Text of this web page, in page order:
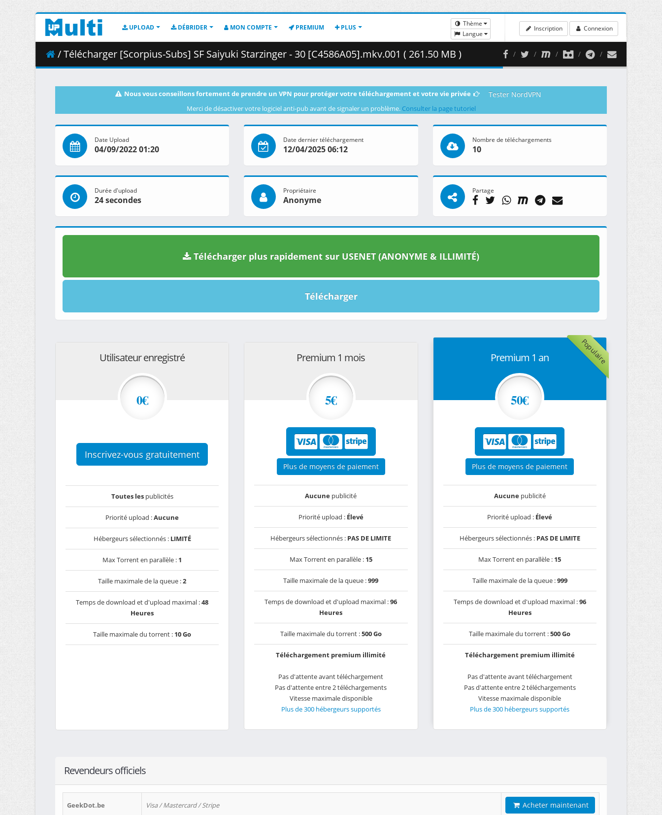
UPLOAD DÉBRIDER MON COMPTE PREMIUM PLUS
Thème
Langue
Inscription Connexion
/ Télécharger [Scorpius-Subs] SF Saiyuki Starzinger - 30 [C4586A05].mkv.001 ( 261.50 MB )
Nous vous conseillons fortement de prendre un VPN pour protéger votre téléchargement et votre vie privée Tester NordVPN
Merci de désactiver votre logiciel anti-pub avant de signaler un problème. Consulter la page tutoriel
Date Upload
04/09/2022 01:20
Date dernier téléchargement
12/04/2025 06:12
Nombre de téléchargements
10
Durée d'upload
24 secondes
Propriétaire
Anonyme
Partage
Télécharger plus rapidement sur USENET (ANONYME & ILLIMITÉ)
Télécharger
Utilisateur enregistré
0€
Inscrivez-vous gratuitement
Toutes lespublicités
Priorité upload :Aucune
Hébergeurs sélectionnés : LIMITÉ
Max Torrent en parallèle : 1
Taille maximale de la queue :2
Temps de download et d'upload maximal :48
Heures
Taille maximale du torrent : 10 Go
Premium 1 mois
5€
Plus de moyens de paiement
Aucune publicité
Priorité upload : Élevé
Hébergeurs sélectionnés : PAS DE LIMITE
Max Torrent en parallèle : 15
Taille maximale de la queue :999
Temps de download et d'upload maximal :96
Heures
Taille maximale du torrent :500 Go
Téléchargement premium illimité
Pas d'attente avant téléchargement
Pas d'attente entre 2 téléchargements
Vitesse maximale disponible
Plus de 300 hébergeurs supportés
Populaire
Premium 1 an
50€
Plus de moyens de paiement
Aucunepublicité
Priorité upload : Élevé
Hébergeurs sélectionnés : PAS DE LIMITE
Max Torrent en parallèle : 15
Taille maximale de la queue :999
Temps de download et d'upload maximal :96
Heures
Taille maximale du torrent :500 Go
Téléchargement premium illimité
Pas d'attente avant téléchargement
Pas d'attente entre 2 téléchargements
Vitesse maximale disponible
Plus de 300 hébergeurs supportés
Revendeurs officiels
GeekDot.be Visa / Mastercard / Stripe Acheter maintenant